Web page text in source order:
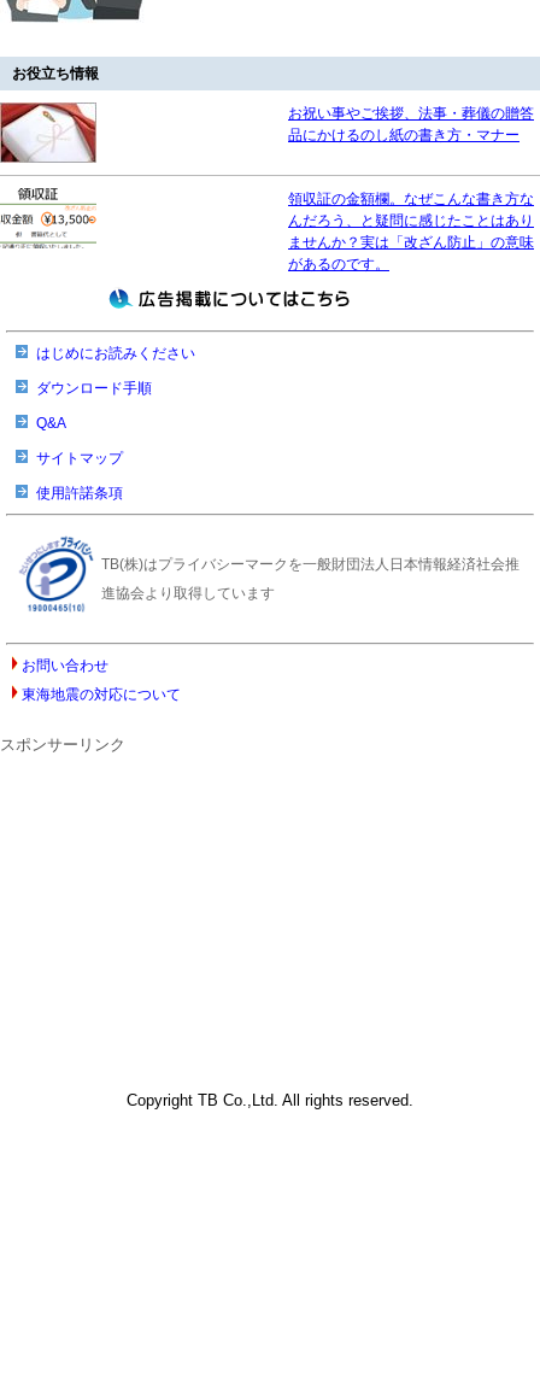
お役立ち情報
お祝い事やご挨拶、法事・葬儀の贈答
品にかけるのし紙の書き方・マナー
領収証の金額欄。なぜこんな書き方な
んだろう、と疑問に感じたことはあり
ませんか？実は「改ざん防止」の意味
があるのです。
はじめにお読みください
ダウンロード手順
Q&A
サイトマップ
使用許諾条項
TB(株)はプライバシーマークを一般財団法人日本情報経済社会推
進協会より取得しています
お問い合わせ
東海地震の対応について
スポンサーリンク
Copyright TB Co.,Ltd. All rights reserved.